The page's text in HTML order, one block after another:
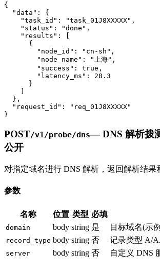
{
  "data": {
    "task_id": "task_01J8XXXXX",
    "status": "done",
    "results": [
      {
        "node_id": "cn-sh",
        "node_name": "上海",
        "success": true,
        "latency_ms": 28.3
      }
    ]
  },
  "request_id": "req_01J8XXXXX"
}
POST/v1/probe/dns—DNS 解析拨
公开
对指定域名进行 DNS 解析，返回解析结果
参数
名称 位置 类型 必填
domain body string 是 目标域名(示
record_type body string 否 记录类型 A/
server body string 否 自定义 DNS